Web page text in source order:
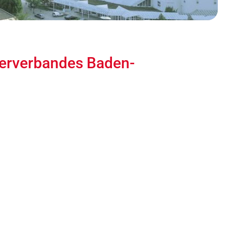
Baden-